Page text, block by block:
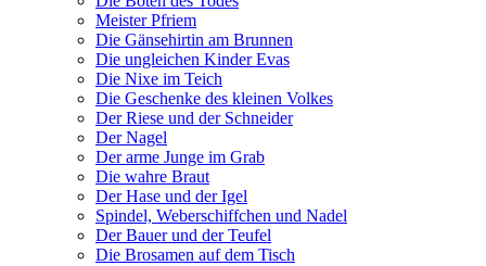
Meister Pfriem
Die Gänsehirtin am Brunnen
Die ungleichen Kinder Evas
Die Nixe im Teich
Die Geschenke des kleinen Volkes
Der Riese und der Schneider
Der Nagel
Der arme Junge im Grab
Die wahre Braut
Der Hase und der Igel
Spindel, Weberschiffchen und Nadel
Der Bauer und der Teufel
Die Brosamen auf dem Tisch